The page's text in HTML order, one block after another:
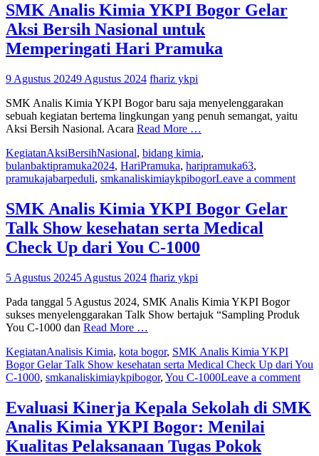
SMK Analis Kimia YKPI Bogor Gelar
Aksi Bersih Nasional untuk
Memperingati Hari Pramuka
9 Agustus 20249 Agustus 2024 fhariz ykpi
SMK Analis Kimia YKPI Bogor baru saja menyelenggarakan
sebuah kegiatan bertema lingkungan yang penuh semangat, yaitu
Aksi Bersih Nasional. Acara Read More …
KegiatanAksiBersihNasional, bidang kimia,
bulanbaktipramuka2024, HariPramuka, haripramuka63,
pramukajabarpeduli, smkanaliskimiaykpibogorLeave a comment
SMK Analis Kimia YKPI Bogor Gelar
Talk Show kesehatan serta Medical
Check Up dari You C-1000
5 Agustus 20245 Agustus 2024 fhariz ykpi
Pada tanggal 5 Agustus 2024, SMK Analis Kimia YKPI Bogor
sukses menyelenggarakan Talk Show bertajuk “Sampling Produk
You C-1000 dan Read More …
KegiatanAnalisis Kimia, kota bogor, SMK Analis Kimia YKPI
Bogor Gelar Talk Show kesehatan serta Medical Check Up dari You
C-1000, smkanaliskimiaykpibogor, You C-1000Leave a comment
Evaluasi Kinerja Kepala Sekolah di SMK
Analis Kimia YKPI Bogor: Menilai
Kualitas Pelaksanaan Tugas Pokok